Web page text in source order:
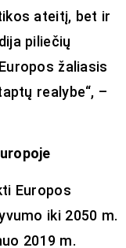
ateitį, bet ir
piliečių
žaliasis
realybe“, –
Europos
iki 2050 m.
2019 m.